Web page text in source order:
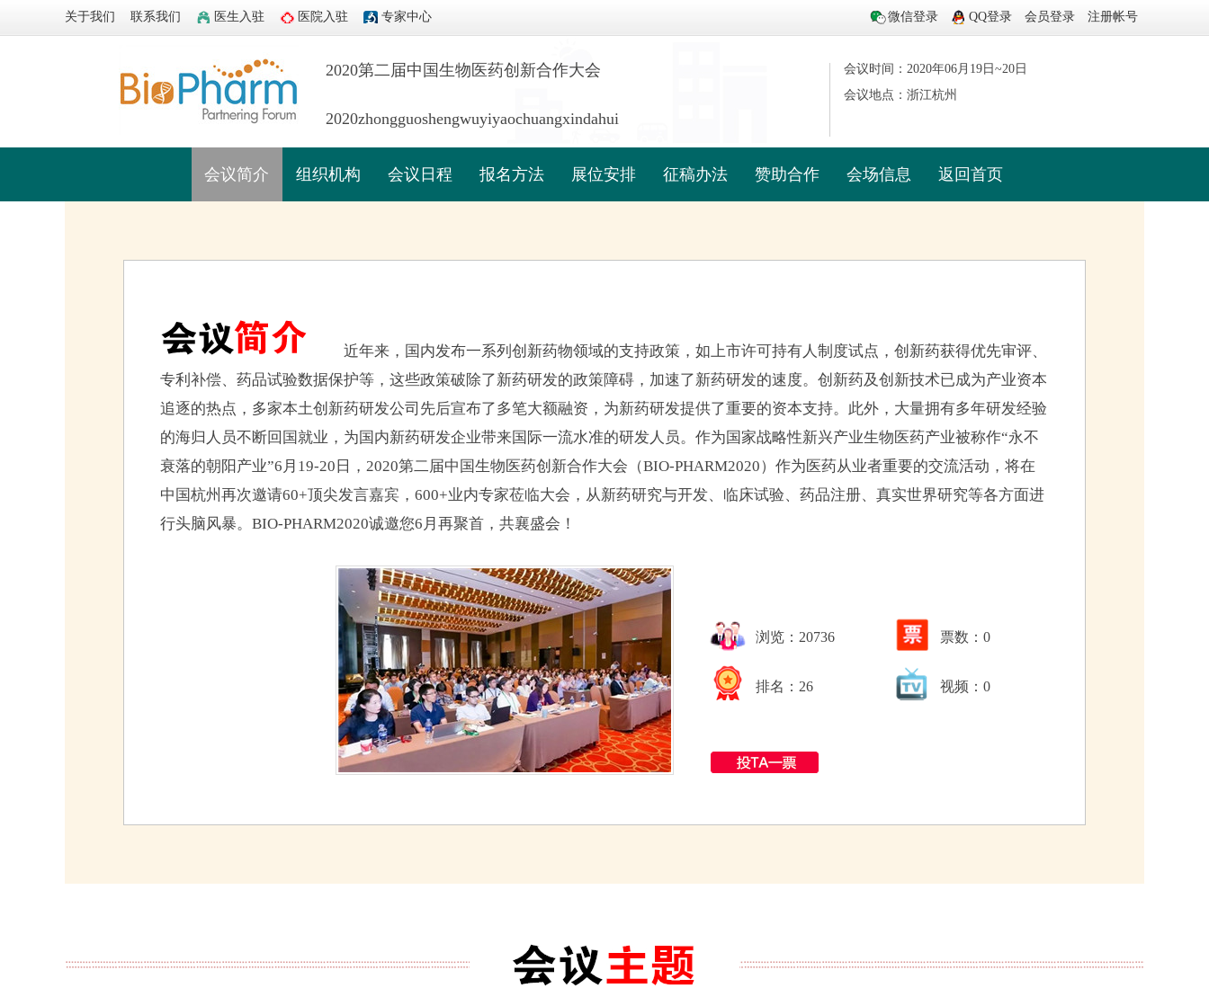
微信登录 QQ登录 会员登录 注册帐号
关于我们 联系我们 医生入驻 医院入驻 专家中心
2020第二届中国生物医药创新合作大会
2020zhongguoshengwuyiyaochuangxindahui
会议时间：2020年06月19日~20日
会议地点： 浙江杭州
会议简介 组织机构 会议日程 报名方法 展位安排 征稿办法 赞助合作 会场信息 返回首页
近年来，国内发布一系列创新药物领域的支持政策，如上市许可持有人制度试点，创新药获得优先审评、
专利补偿、药品试验数据保护等，这些政策破除了新药研发的政策障碍，加速了新药研发的速度。创新药及创新技术已成为产业资本
追逐的热点，多家本土创新药研发公司先后宣布了多笔大额融资，为新药研发提供了重要的资本支持。此外，大量拥有多年研发经验
的海归人员不断回国就业，为国内新药研发企业带来国际一流水准的研发人员。作为国家战略性新兴产业生物医药产业被称作“永不
衰落的朝阳产业”6月19-20日，2020第二届中国生物医药创新合作大会（BIO-PHARM2020）作为医药从业者重要的交流活动，将在
中国杭州再次邀请60+顶尖发言嘉宾，600+业内专家莅临大会，从新药研究与开发、临床试验、药品注册、真实世界研究等各方面进
行头脑风暴。BIO-PHARM2020诚邀您6月再聚首，共襄盛会！
浏览：20736 票数： 0
排名：26 视频：0